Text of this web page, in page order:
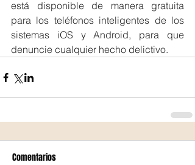
está disponible de manera gratuita
para los teléfonos inteligentes de los
sistemas iOS y Android, para que
denuncie cualquier hecho delictivo.
Comentarios